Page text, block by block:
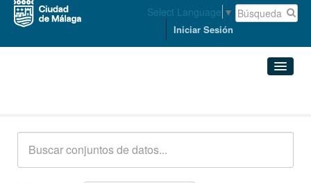
Select Language ▼
Iniciar Sesión